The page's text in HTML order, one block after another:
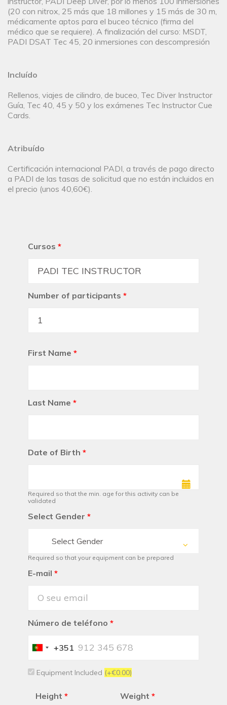
(20 con nitrox, 25 más que 18 millones y 15 más de 30 m,
médicamente aptos para el buceo técnico (firma del
médico que se requiere). A finalización del curso: MSDT,
PADI DSAT Tec 45, 20 inmersiones con descompresión
Incluído
Rellenos, viajes de cilindro, de buceo, Tec Diver Instructor
Guía, Tec 40, 45 y 50 y los exámenes Tec Instructor Cue
Cards.
Atribuído
Certificación internacional PADI, a través de pago directo
a PADI de las tasas de solicitud que no están incluidos en
el precio (unos 40,60€).
Cursos *
Number of participants *
First Name *
Last Name *
Date of Birth *
Required so that the min. age for this activity can be
validated
Select Gender *
Select Gender
Required so that your equipment can be prepared
E-mail *
Número de teléfono *
Portugal
+351
Equipment Included (+€0.00)
Height * Weight *